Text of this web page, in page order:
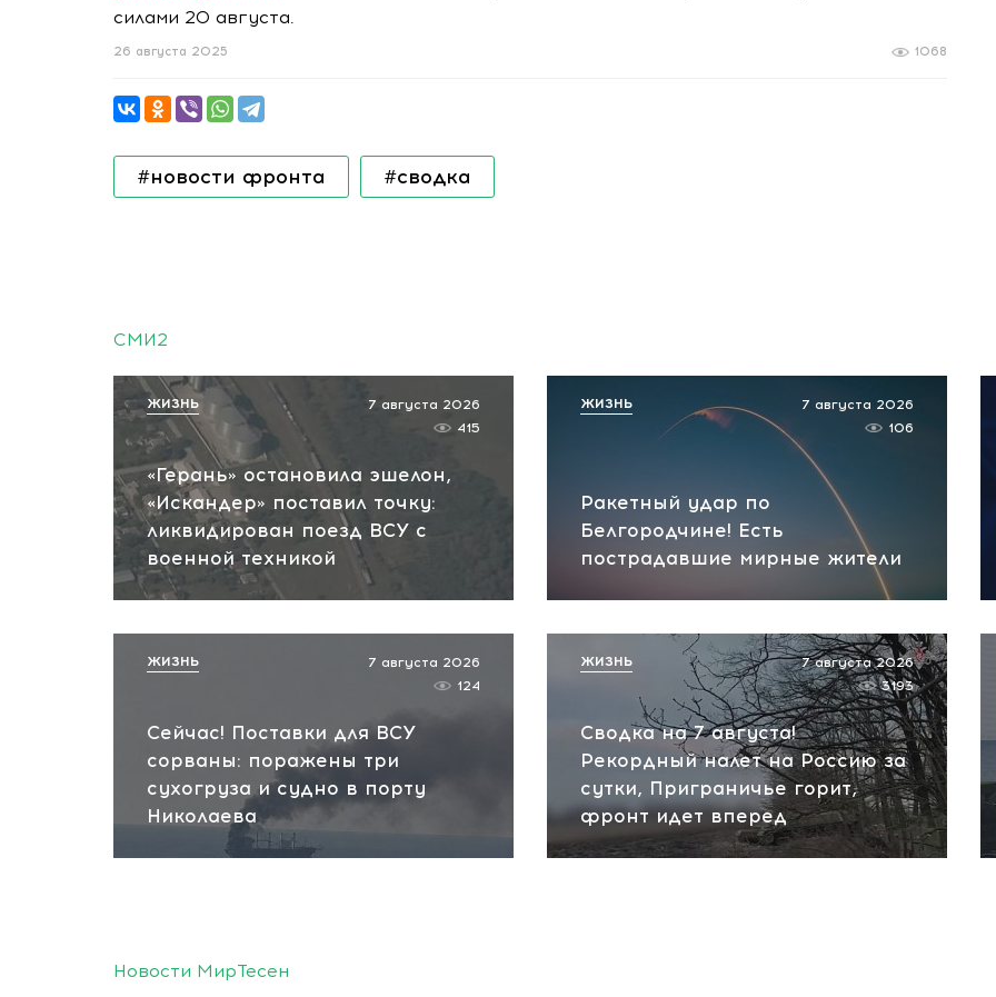
силами 20 августа.
1068
26 августа 2025
#новости фронта #сводка
СМИ2
«Герань» остановила эшелон,
«Искандер» поставил точку:
ликвидирован поезд ВСУ с
военной техникой
7 августа 2026
415
ЖИЗНЬ
Ракетный удар по
Белгородчине! Есть
пострадавшие мирные жители
7 августа 2026
106
ЖИЗНЬ
Сейчас! Поставки для ВСУ
сорваны: поражены три
сухогруза и судно в порту
Николаева
7 августа 2026
124
ЖИЗНЬ
Сводка на 7 августа!
Рекордный налет на Россию за
сутки, Приграничье горит,
фронт идет вперед
7 августа 2026
3193
ЖИЗНЬ
Новости МирТесен